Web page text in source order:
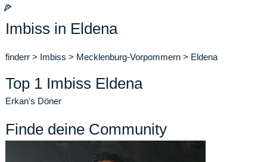
🍕
Imbiss in Eldena
finderr > Imbiss > Mecklenburg-Vorpommern > Eldena
Top 1 Imbiss Eldena
Erkan's Döner
Finde deine Community